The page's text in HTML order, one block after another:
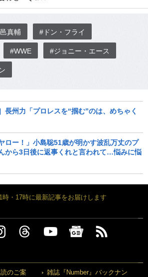
真輔 #ドン・フライ
#WWE #ジョニー・エース
長州力「プロレスを“掴む”のは、めちゃく
ロー！」小島聡51歳が明かす波乱万丈のプ
から3日後に返事くれと言われて…悩みに悩
時・17時に最新記事をお届けします
のご案
雑誌『Number』バックナン